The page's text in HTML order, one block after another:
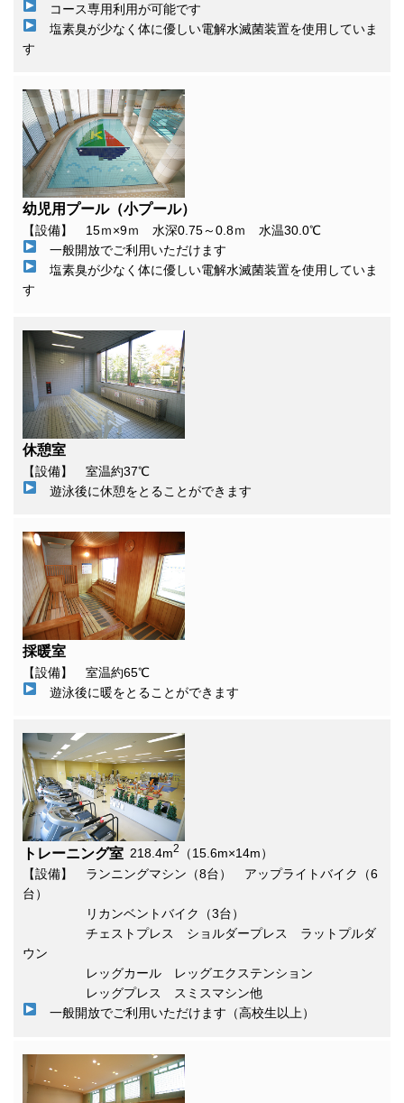
コース専用利用が可能です
塩素臭が少なく体に優しい電解水滅菌装置を使用していま
す
幼児用プール（小プール）
【設備】 15ｍ×9ｍ 水深0.75～0.8ｍ 水温30.0℃
一般開放でご利用いただけます
塩素臭が少なく体に優しい電解水滅菌装置を使用していま
す
休憩室
【設備】 室温約37℃
遊泳後に休憩をとることができます
採暖室
【設備】 室温約65℃
遊泳後に暖をとることができます
トレーニング室 218.4m2
（15.6m×14m）
【設備】 ランニングマシン（8台） アップライトバイク（6
台）
リカンベントバイク（3台）
チェストプレス ショルダープレス ラットプルダ
ウン
レッグカール レッグエクステンション
レッグプレス スミスマシン他
一般開放でご利用いただけます（高校生以上）